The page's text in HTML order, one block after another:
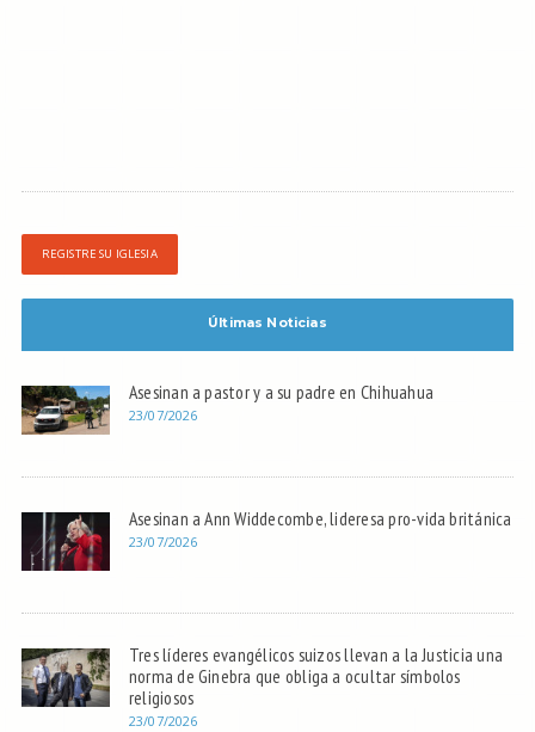
REGISTRE SU IGLESIA
Últimas Noticias
Asesinan a pastor y a su padre en Chihuahua
23/07/2026
Asesinan a Ann Widdecombe, lideresa pro-vida británica
23/07/2026
Tres líderes evangélicos suizos llevan a la Justicia una
norma de Ginebra que obliga a ocultar símbolos
religiosos
23/07/2026